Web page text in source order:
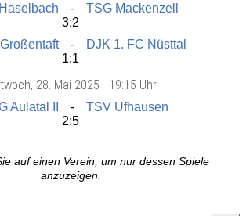
TSG Mackenzell
3:2
DJK 1. FC Nüsttal
1:1
, 28. Mai 2025 - 19:15 Uhr
Aulatal II
TSV Ufhausen
2:5
auf einen Verein, um nur dessen Spiele
anzuzeigen.